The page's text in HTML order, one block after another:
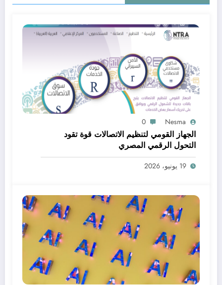
Nesma
0
الجهاز القومي لتنظيم الاتصالات قوة تقود
التحول الرقمي المصري
19 يونيو، 2026